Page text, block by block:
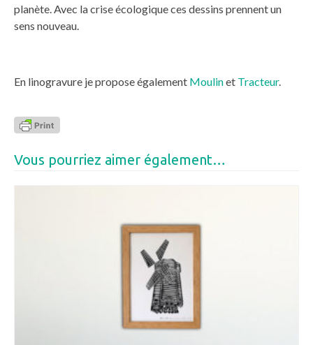
planète. Avec la crise écologique ces dessins prennent un
sens nouveau.
En linogravure je propose également Moulinet Tracteur.
Vous pourriez aimer également…